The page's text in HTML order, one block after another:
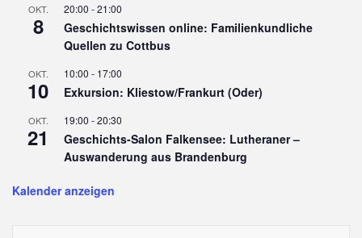
OKT.
8
20:00 -21:00
Geschichtswissen online: Familienkundliche
Quellen zu Cottbus
OKT.
10
10:00 - 17:00
Exkursion: Kliestow/Frankurt (Oder)
OKT.
21
19:00 -20:30
Geschichts-Salon Falkensee: Lutheraner –
Auswanderung aus Brandenburg
Kalender anzeigen